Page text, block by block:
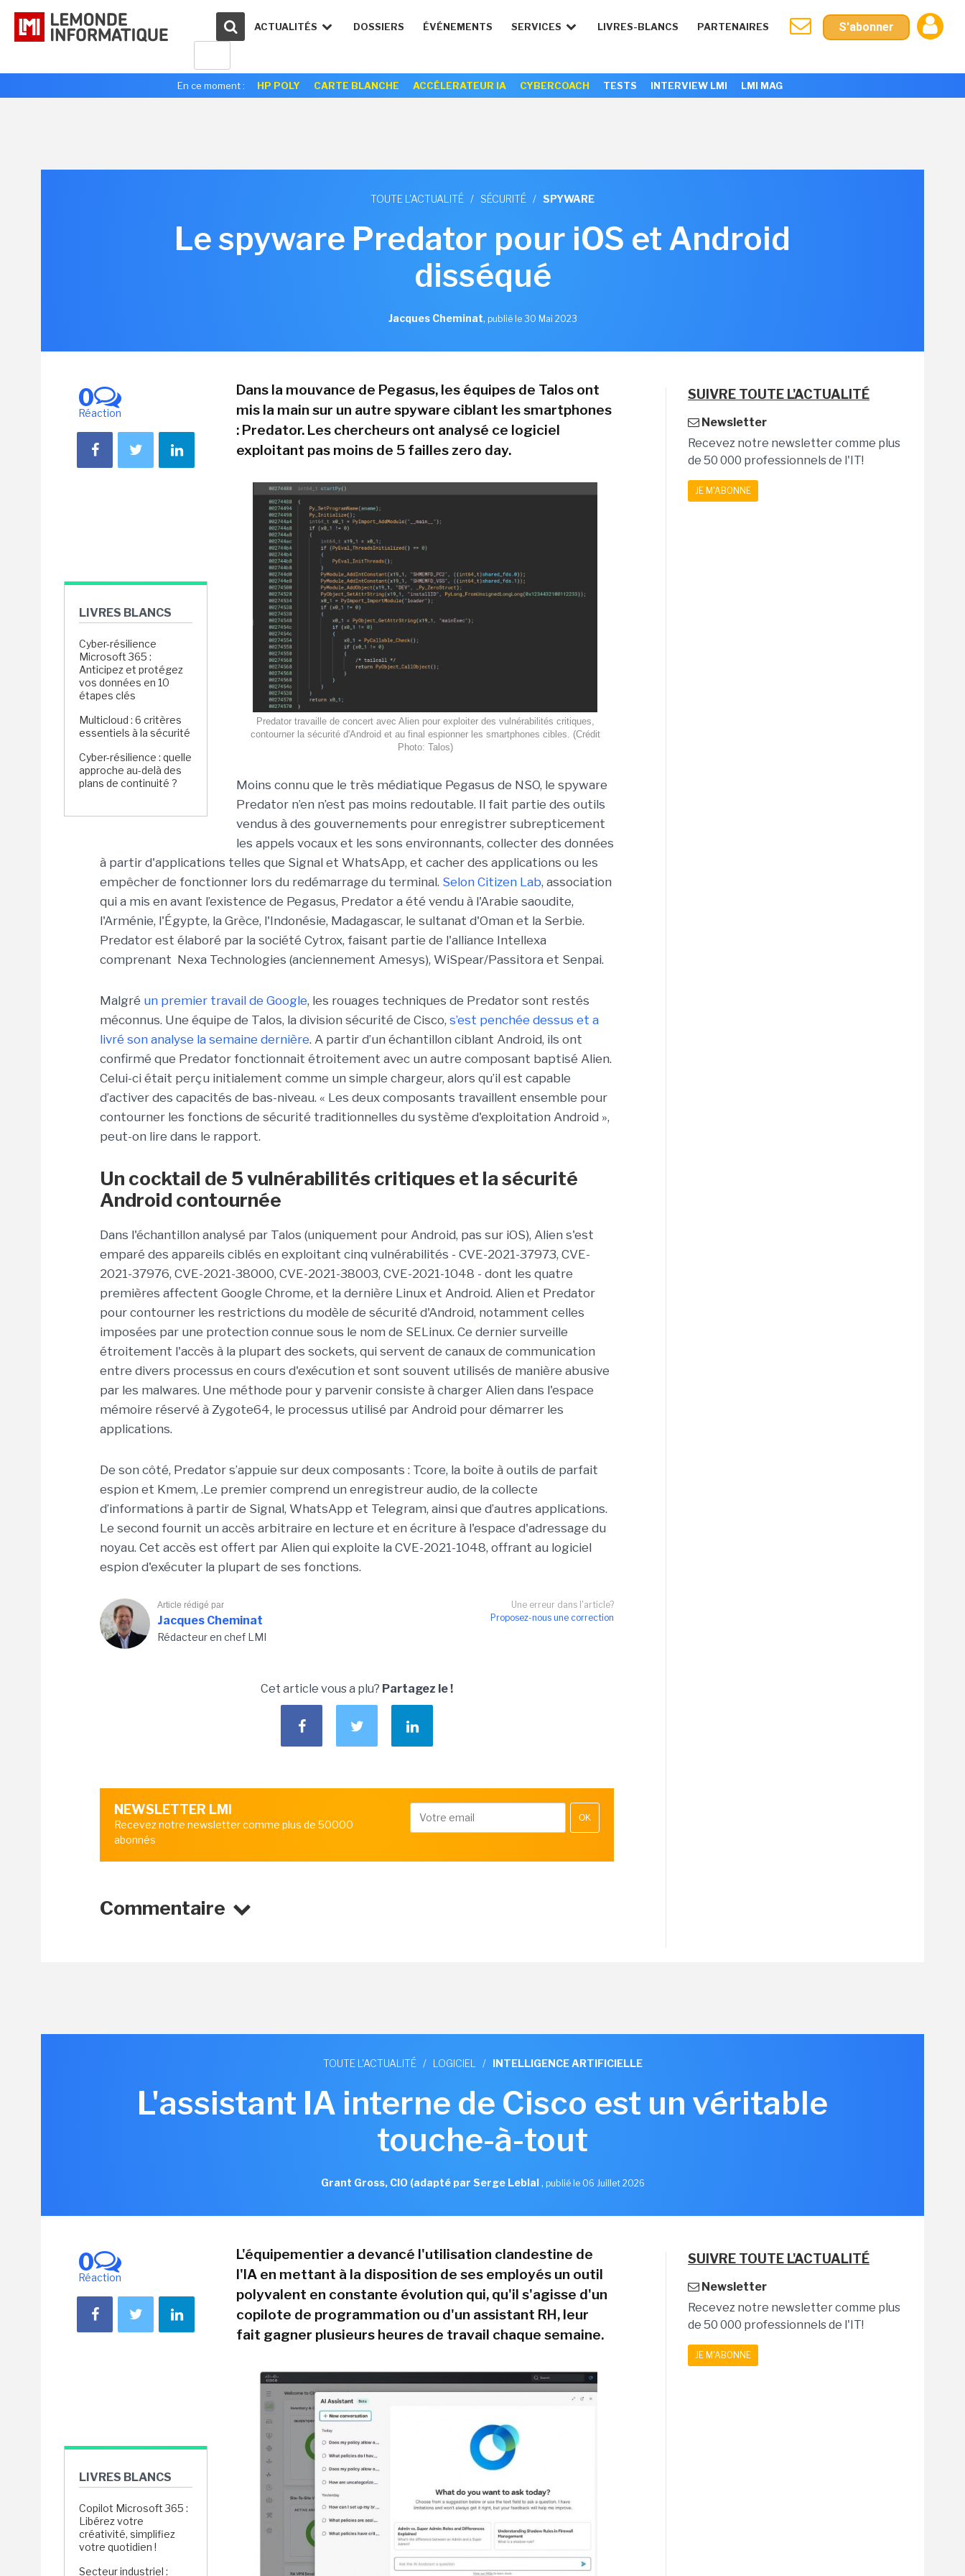
ACTUALITÉS DOSSIERS ÉVÉNEMENTS SERVICES LIVRES-BLANCS PARTENAIRES S'abonner
En ce moment : HP POLY CARTE BLANCHE ACCÉLERATEUR IA CYBERCOACH TESTS INTERVIEW LMI LMI MAG
TOUTE L'ACTUALITÉ / SÉCURITÉ / SPYWARE
Le spyware Predator pour iOS et Android
disséqué
Jacques Cheminat, publié le 30 Mai 2023
0
Réaction
LIVRES BLANCS
Cyber-résilience
Microsoft 365 :
Anticipez et protégez
vos données en 10
étapes clés
Multicloud : 6 critères
essentiels à la sécurité
Cyber-résilience : quelle
approche au-delà des
plans de continuité ?
Dans la mouvance de Pegasus, les équipes de Talos ont
mis la main sur un autre spyware ciblant les smartphones
: Predator. Les chercheurs ont analysé ce logiciel
exploitant pas moins de 5 failles zero day.
Predator travaille de concert avec Alien pour exploiter des vulnérabilités critiques,
contourner la sécurité d'Android et au final espionner les smartphones cibles. (Crédit
Photo: Talos)
Moins connu que le très médiatique Pegasus de NSO, le spyware
Predator n’en n’est pas moins redoutable. Il fait partie des outils
vendus à des gouvernements pour enregistrer subrepticement
les appels vocaux et les sons environnants, collecter des données
à partir d'applications telles que Signal et WhatsApp, et cacher des applications ou les
empêcher de fonctionner lors du redémarrage du terminal. Selon Citizen Lab, association
qui a mis en avant l’existence de Pegasus, Predator a été vendu à l'Arabie saoudite,
l'Arménie, l'Égypte, la Grèce, l'Indonésie, Madagascar, le sultanat d'Oman et la Serbie.
Predator est élaboré par la société Cytrox, faisant partie de l'alliance Intellexa
comprenant Nexa Technologies (anciennement Amesys), WiSpear/Passitora et Senpai.
Malgré un premier travail de Google, les rouages techniques de Predator sont restés
méconnus. Une équipe de Talos, la division sécurité de Cisco, s’est penchée dessus et a
livré son analyse la semaine dernière. A partir d’un échantillon ciblant Android, ils ont
confirmé que Predator fonctionnait étroitement avec un autre composant baptisé Alien.
Celui-ci était perçu initialement comme un simple chargeur, alors qu’il est capable
d’activer des capacités de bas-niveau. « Les deux composants travaillent ensemble pour
contourner les fonctions de sécurité traditionnelles du système d'exploitation Android »,
peut-on lire dans le rapport.
Un cocktail de 5 vulnérabilités critiques et la sécurité
Android contournée
Dans l'échantillon analysé par Talos (uniquement pour Android, pas sur iOS), Alien s'est
emparé des appareils ciblés en exploitant cinq vulnérabilités - CVE-2021-37973, CVE-
2021-37976, CVE-2021-38000, CVE-2021-38003, CVE-2021-1048 - dont les quatre
premières affectent Google Chrome, et la dernière Linux et Android. Alien et Predator
pour contourner les restrictions du modèle de sécurité d'Android, notamment celles
imposées par une protection connue sous le nom de SELinux. Ce dernier surveille
étroitement l'accès à la plupart des sockets, qui servent de canaux de communication
entre divers processus en cours d'exécution et sont souvent utilisés de manière abusive
par les malwares. Une méthode pour y parvenir consiste à charger Alien dans l'espace
mémoire réservé à Zygote64, le processus utilisé par Android pour démarrer les
applications.
De son côté, Predator s’appuie sur deux composants : Tcore, la boîte à outils de parfait
espion et Kmem, .Le premier comprend un enregistreur audio, de la collecte
d’informations à partir de Signal, WhatsApp et Telegram, ainsi que d’autres applications.
Le second fournit un accès arbitraire en lecture et en écriture à l'espace d'adressage du
noyau. Cet accès est offert par Alien qui exploite la CVE-2021-1048, offrant au logiciel
espion d'exécuter la plupart de ses fonctions.
Une erreur dans l'article?
Proposez-nous une correction
Article rédigé par
Jacques Cheminat
Rédacteur en chef LMI
Cet article vous a plu? Partagez le !
NEWSLETTER LMI
Recevez notre newsletter comme plus de 50000
abonnés
OK
Commentaire
SUIVRE TOUTE L'ACTUALITÉ
Newsletter
Recevez notre newsletter comme plus
de 50 000 professionnels de l'IT!
JE M'ABONNE
TOUTE L'ACTUALITÉ / LOGICIEL / INTELLIGENCE ARTIFICIELLE
L'assistant IA interne de Cisco est un véritable
touche-à-tout
Grant Gross, CIO (adapté par Serge Leblal, publié le 06 Juillet 2026
0
Réaction
LIVRES BLANCS
Copilot Microsoft 365 :
Libérez votre
créativité, simplifiez
votre quotidien !
Secteur industriel :
L'équipementier a devancé l'utilisation clandestine de
l'IA en mettant à la disposition de ses employés un outil
polyvalent en constante évolution qui, qu'il s'agisse d'un
copilote de programmation ou d'un assistant RH, leur
fait gagner plusieurs heures de travail chaque semaine.
SUIVRE TOUTE L'ACTUALITÉ
Newsletter
Recevez notre newsletter comme plus
de 50 000 professionnels de l'IT!
JE M'ABONNE